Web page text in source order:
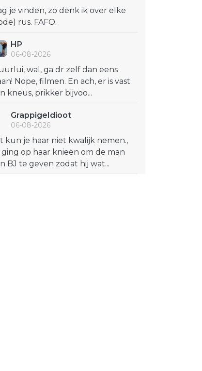
je vinden, zo denk ik over elke
rus. FAFO.
HP
06-08-2026
wal, ga dr zelf dan eens
Nope, filmen. En ach, er is vast
kneus, prikker bijvoo...
GrappigeIdioot
06-08-2026
kun je haar niet kwalijk nemen.,
ging op haar knieën om de man
BJ te geven zodat hij wat...